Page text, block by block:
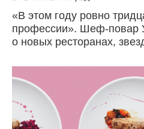
«В этом году ровно
профессии». Шеф-повар
о новых ресторанах,